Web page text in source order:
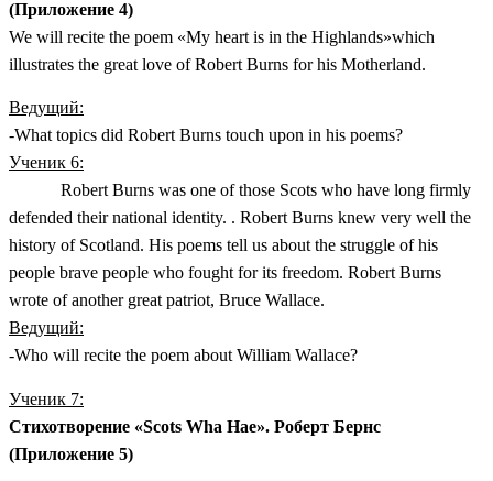
(Приложение 4)
We will recite the poem «My heart is in the Highlands»which
illustrates the great love of Robert Burns for his Motherland.
Ведущий:
-What topics did Robert Burns touch upon in his poems?
Ученик 6:
Robert Burns was one of those Scots who have long firmly
defended their national identity. . Robert Burns knew very well the
history of Scotland. His poems tell us about the struggle of his
people brave people who fought for its freedom. Robert Burns
wrote of another great patriot, Bruce Wallace.
Ведущий:
-Who will recite the poem about William Wallace?
Ученик 7:
Стихотворение «Scots Wha Hae». Роберт Бернс
(Приложение 5)